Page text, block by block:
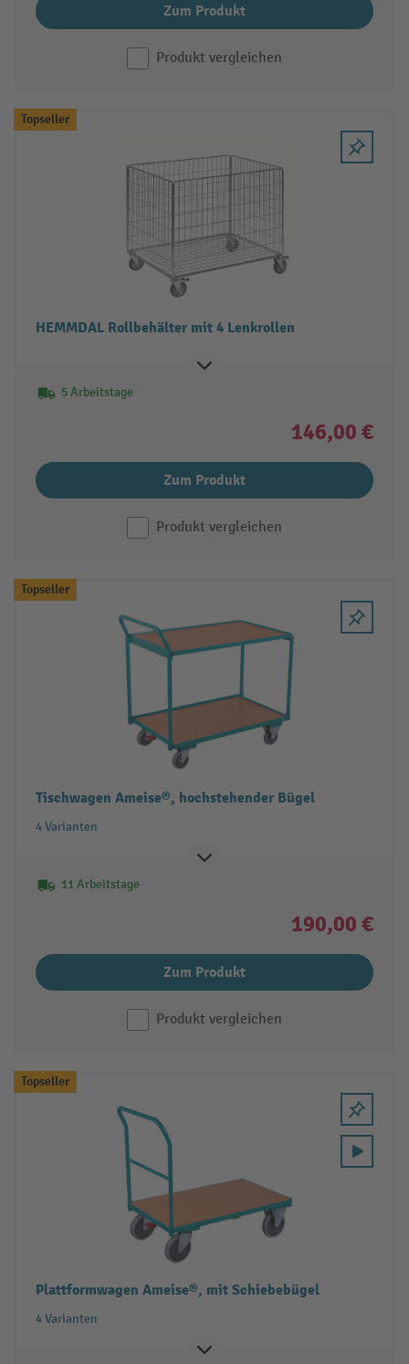
Zum Produkt
Produkt vergleichen
Topseller
HEMMDAL Rollbehälter mit 4 Lenkrollen
5 Arbeitstage
146,00 €
Zum Produkt
Produkt vergleichen
Topseller
Tischwagen Ameise®, hochstehender Bügel
4 Varianten
11 Arbeitstage
190,00 €
Zum Produkt
Produkt vergleichen
Topseller
Plattformwagen Ameise®, mit Schiebebügel
4 Varianten